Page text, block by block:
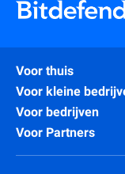
Voor thuis
Voor kleine
Voor bedrijven
Voor Partners